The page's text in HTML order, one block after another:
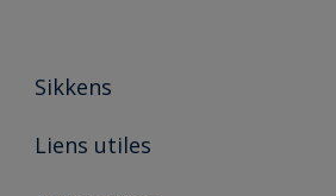
Sikkens
A propos de Sikkens
Liens utiles